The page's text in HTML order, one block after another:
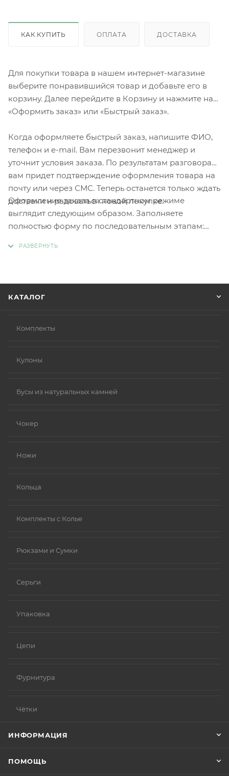
КАК КУПИТЬ ОПЛАТА ДОСТАВКА
Для покупки товара в нашем интернет-магазине
выберите понравившийся товар и добавьте его в
корзину. Далее перейдите в Корзину и нажмите на
«Оформить заказ» или «Быстрый заказ».
Когда оформляете быстрый заказ, напишите ФИО,
телефон и e-mail. Вам перезвонит менеджер и
уточнит условия заказа. По результатам разговора
вам придет подтверждение оформления товара на
почту или через СМС. Теперь останется только ждать
доставки и радоваться новой покупке.
Оформление заказа в стандартном режиме
выглядит следующим образом. Заполняете
полностью форму по последовательным этапам:
КАТАЛОГ
Комплекты
Кулоны
Бусы из натуральных камней
Чокер
Ножи
Кольца
Комплекты с Колье
Рюкзами и Сумки
Серьги
Упаковка
Цепи
Фурнитура
Чётки
ИНФОРМАЦИЯ
ПОМОЩЬ